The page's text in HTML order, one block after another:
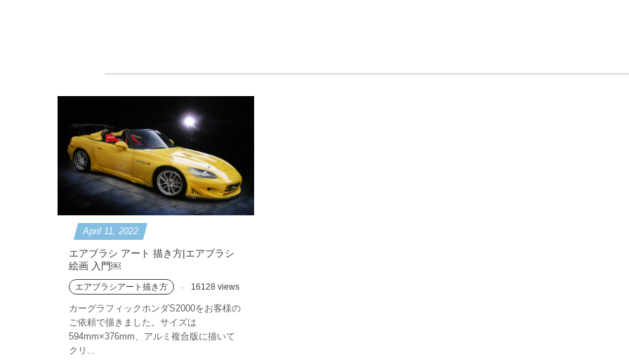
April 11,2022
エアブラシ アート 描き方|エアブラシ
絵画 入門￼
エアブラシアート描き方 16128 views
カーグラフィックホンダS2000をお客様の
ご依頼で描きました。サイズは
594mm×376mm、アルミ複合版に描いて
クリ...